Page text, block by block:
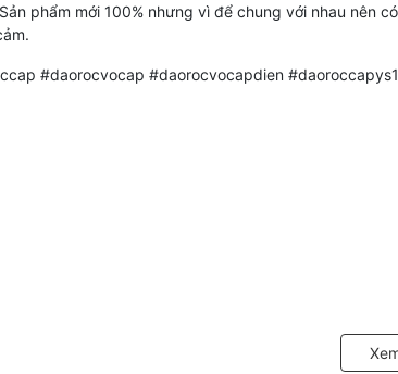
phẩm mới 100% nhưng vì để chung với nhau nên
#daorocvocap #daorocvocapdien